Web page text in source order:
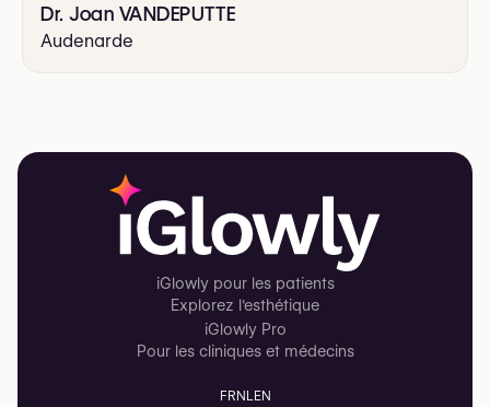
Dr. Joan VANDEPUTTE
Audenarde
iGlowly pour les patients
Explorez l'esthétique
iGlowly Pro
Pour les cliniques et médecins
FRNL EN